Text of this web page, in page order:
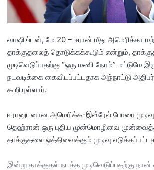
l
வாஷிங்டன், மே 20 – ஈரான் மீது அமெரிக்கா
தாக்குதலைத் தொடுக்கக்கூடும் என்றும்,
முடிவெடுப்பதற்கு “ஒரு மணி நேரம்” மட்டுமே
நடவடிக்கை கைவிடப்பட்டதாக அந்நாட்டு
கூறியுள்ளார்.
ஈரானுடனான அமெரிக்க-இஸ்ரேல் போரை
தெஹ்ரான் ஒரு புதிய முன்மொழிவை
தாக்குதலை ஒத்திவைக்கும் முடிவு
இன்று தாக்குதல் நடத்த முடிவெடுப்பதற்கு